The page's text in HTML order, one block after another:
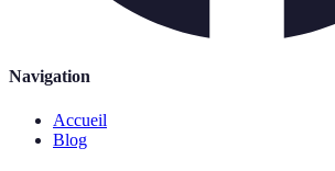
Navigation
Accueil
Blog